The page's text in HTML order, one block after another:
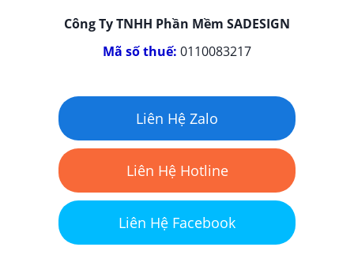
Công Ty TNHH Phần Mềm SADESIGN
Mã số thuế: 0110083217
Liên Hệ Zalo
Liên Hệ Hotline
Liên Hệ Facebook